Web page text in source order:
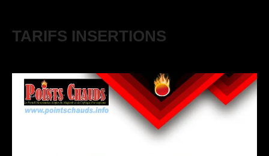
TARIFS INSERTIONS